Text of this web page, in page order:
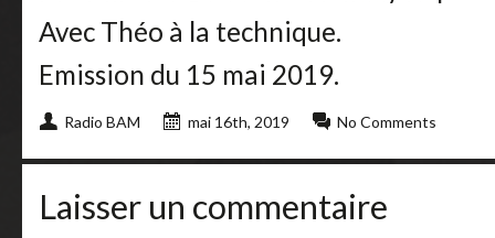
Avec Théo à la technique.
Emission du 15 mai 2019.
Radio BAM mai 16th, 2019 No Comments
Laisser un commentaire